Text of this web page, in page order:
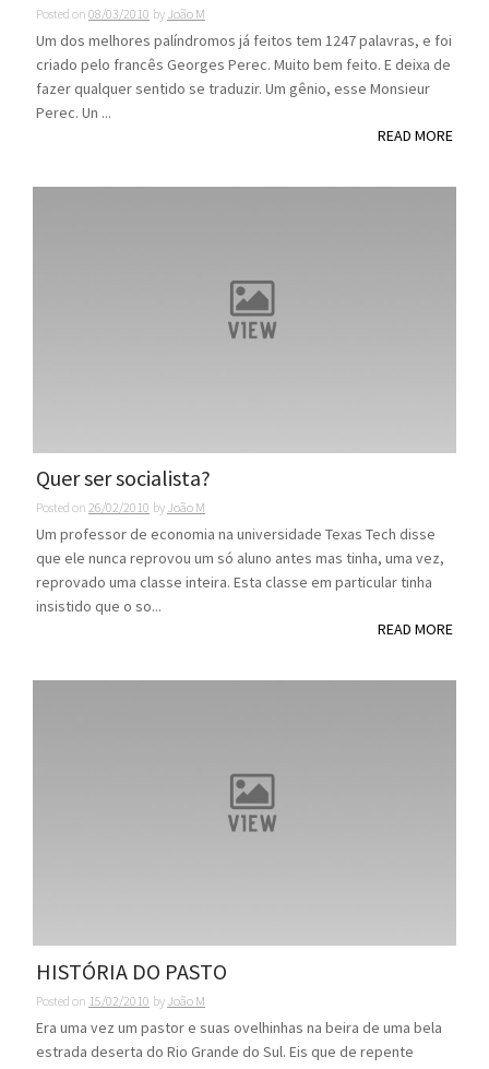
Posted on 08/03/2010 by João M
Um dos melhores palíndromos já feitos tem 1247 palavras, e foi
criado pelo francês Georges Perec. Muito bem feito. E deixa de
fazer qualquer sentido se traduzir. Um gênio, esse Monsieur
Perec. Un ...
READ MORE
Quer ser socialista?
Posted on 26/02/2010 by João M
Um professor de economia na universidade Texas Tech disse
que ele nunca reprovou um só aluno antes mas tinha, uma vez,
reprovado uma classe inteira. Esta classe em particular tinha
insistido que o so...
READ MORE
HISTÓRIA DO PASTO
Posted on 15/02/2010 by João M
Era uma vez um pastor e suas ovelhinhas na beira de uma bela
estrada deserta do Rio Grande do Sul. Eis que de repente